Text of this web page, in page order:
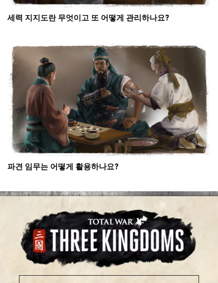
세력 지지도란 무엇이고 또 어떻게 관리하나요?
파견 임무는 어떻게 활용하나요?